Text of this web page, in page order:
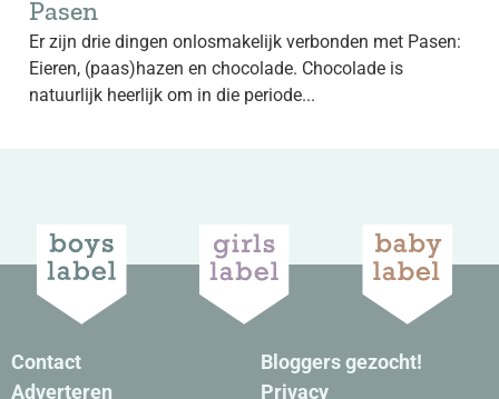
Pasen
Er zijn drie dingen onlosmakelijk verbonden met Pasen:
Eieren, (paas)hazen en chocolade. Chocolade is
natuurlijk heerlijk om in die periode...
Contact
Adverteren
Bloggers gezocht!
Privacy